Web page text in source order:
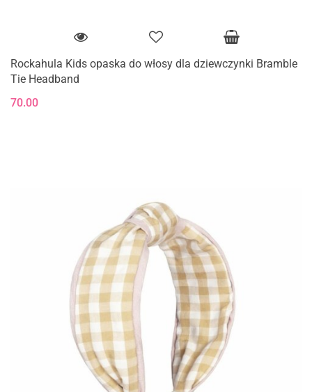
Rockahula Kids opaska do włosy dla dziewczynki Bramble
Tie Headband
70.00